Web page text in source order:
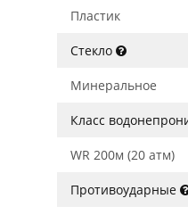
Пластик
Стекло
Минеральное
Класс
WR 200м (20 атм)
Противоударные